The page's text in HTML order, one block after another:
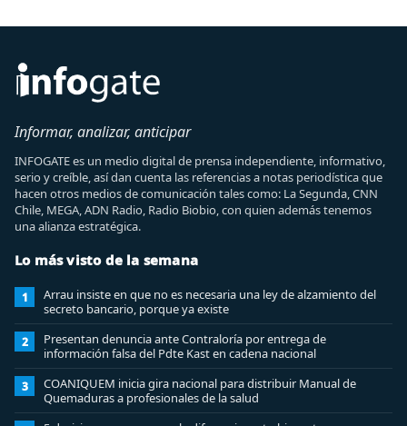
Informar, analizar, anticipar
INFOGATE es un medio digital de prensa independiente, informativo,
serio y creíble, así dan cuenta las referencias a notas periodística que
hacen otros medios de comunicación tales como: La Segunda, CNN
Chile, MEGA, ADN Radio, Radio Biobio, con quien además tenemos
una alianza estratégica.
Lo más visto de la semana
1
Arrau insiste en que no es necesaria una ley de alzamiento del
secreto bancario, porque ya existe
2
Presentan denuncia ante Contraloría por entrega de
información falsa del Pdte Kast en cadena nacional
3
COANIQUEM inicia gira nacional para distribuir Manual de
Quemaduras a profesionales de la salud